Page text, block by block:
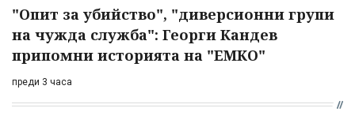
"Опит за убийство", "диверсионни групи
на чужда служба": Георги Кандев
припомни историята на "ЕМКО"
преди 3 часа